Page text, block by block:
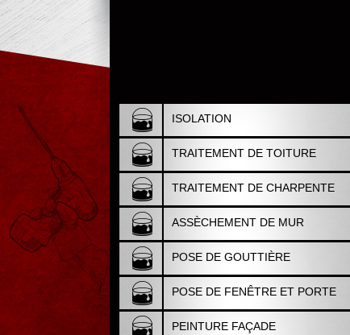
ISOLATION
TRAITEMENT DE TOITURE
TRAITEMENT DE CHARPENTE
ASSÈCHEMENT DE MUR
POSE DE GOUTTIÈRE
POSE DE FENÊTRE ET PORTE
PEINTURE FAÇADE